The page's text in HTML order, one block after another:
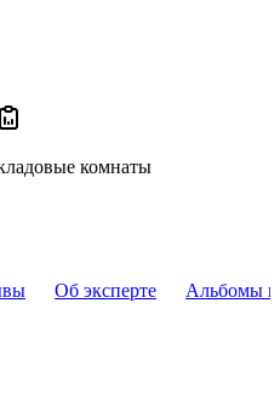
Об эксперте Альбомы
комнаты